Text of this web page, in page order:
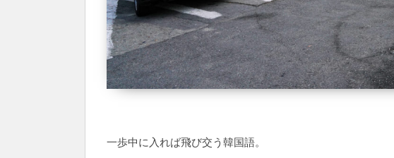
一歩中に入れば飛び交う韓国語。